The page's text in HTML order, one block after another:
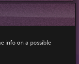
c
info on a possible